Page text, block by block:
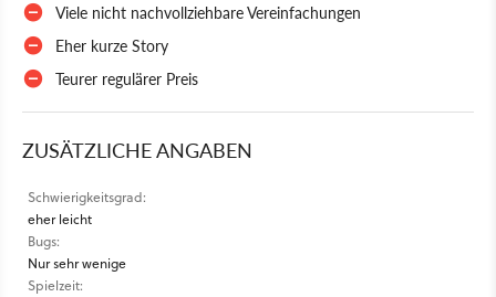
Viele nicht nachvollziehbare Vereinfachungen
Eher kurze Story
Teurer regulärer Preis
ZUSÄTZLICHE ANGABEN
Schwierigkeitsgrad:
eher leicht
Bugs:
Nur sehr wenige
Spielzeit: